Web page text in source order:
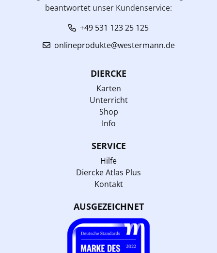
beantwortet unser Kundenservice:
+49 531 123 25 125
onlineprodukte@westermann.de
DIERCKE
Karten
Unterricht
Shop
Info
SERVICE
Hilfe
Diercke Atlas Plus
Kontakt
AUSGEZEICHNET